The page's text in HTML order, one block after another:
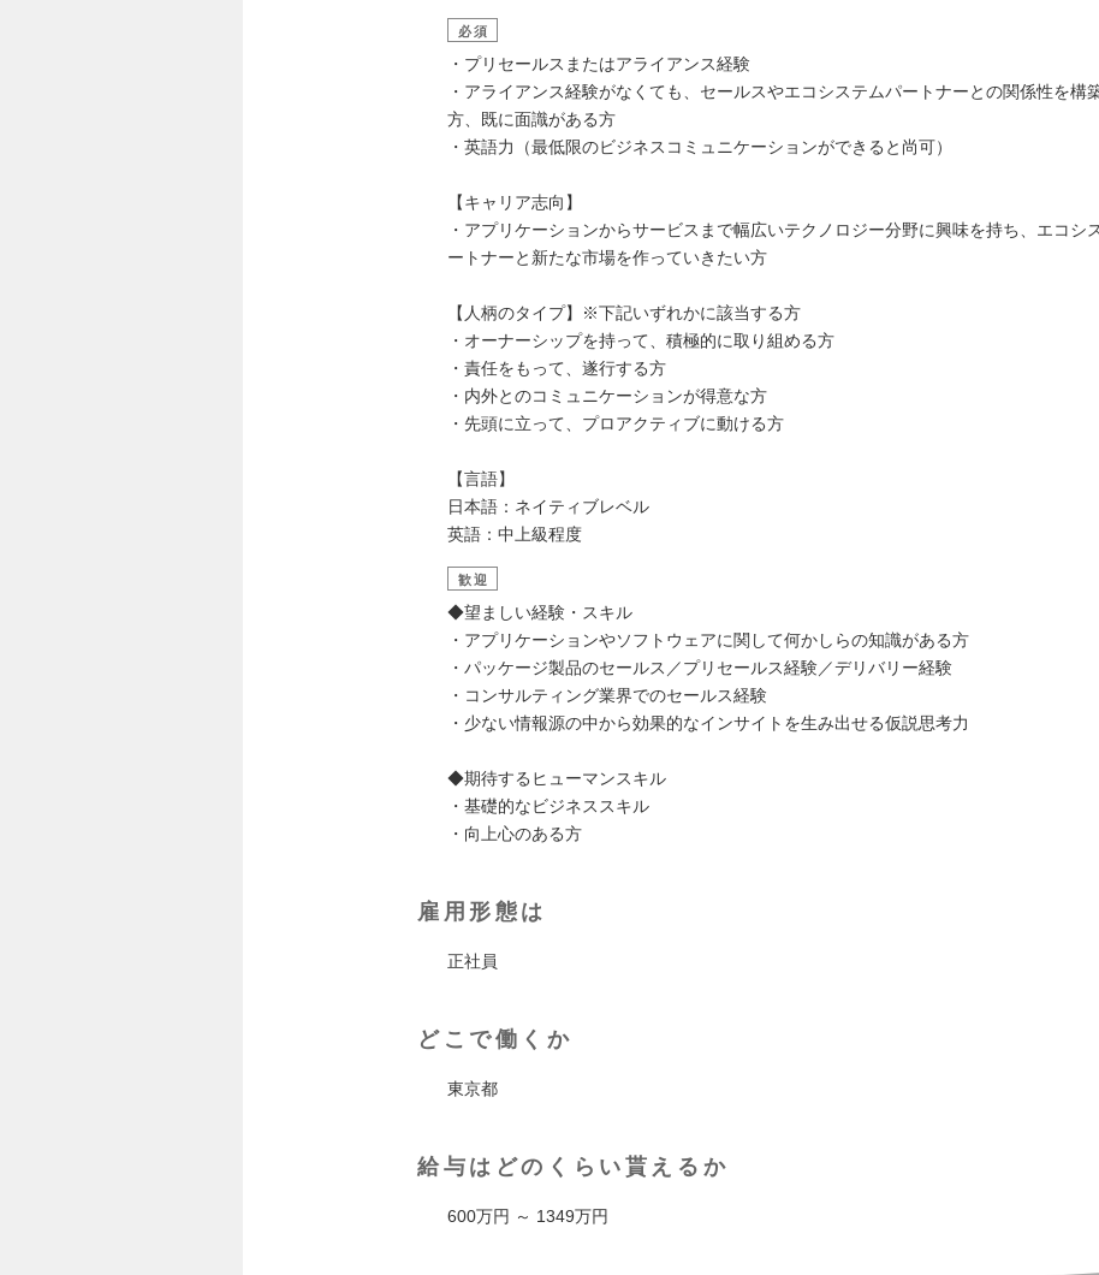
必須
・プリセールスまたはアライアンス経験
・アライアンス経験がなくても、セールスやエコシステムパートナーとの関係性を構
方、既に面識がある方
・英語力（最低限のビジネスコミュニケーションができると尚可）
【キャリア志向】
・アプリケーションからサービスまで幅広いテクノロジー分野に興味を持ち、エコシ
ートナーと新たな市場を作っていきたい方
【人柄のタイプ】※下記いずれかに該当する方
・オーナーシップを持って、積極的に取り組める方
・責任をもって、遂行する方
・内外とのコミュニケーションが得意な方
・先頭に立って、プロアクティブに動ける方
【言語】
日本語：ネイティブレベル
英語：中上級程度
歓迎
◆望ましい経験・スキル
・アプリケーションやソフトウェアに関して何かしらの知識がある方
・パッケージ製品のセールス／プリセールス経験／デリバリー経験
・コンサルティング業界でのセールス経験
・少ない情報源の中から効果的なインサイトを生み出せる仮説思考力
◆期待するヒューマンスキル
・基礎的なビジネススキル
・向上心のある方
雇用形態は
正社員
どこで働くか
東京都
給与はどのくらい貰えるか
600万円 ～ 1349万円